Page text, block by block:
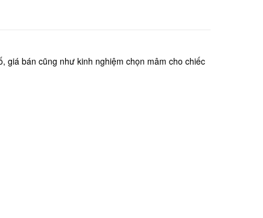
giá bán cũng như kinh nghiệm chọn mâm cho chiếc